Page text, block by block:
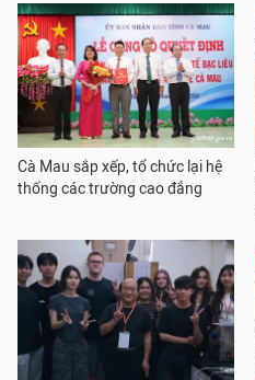
Cà Mau sắp xếp, tổ chức lại hệ
thống các trường cao đẳng